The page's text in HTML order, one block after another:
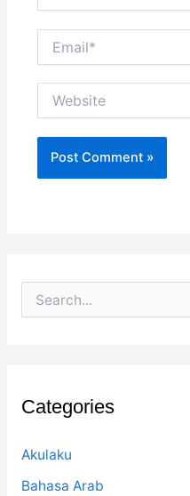
o
Categories
Akulaku
Bahasa Arab